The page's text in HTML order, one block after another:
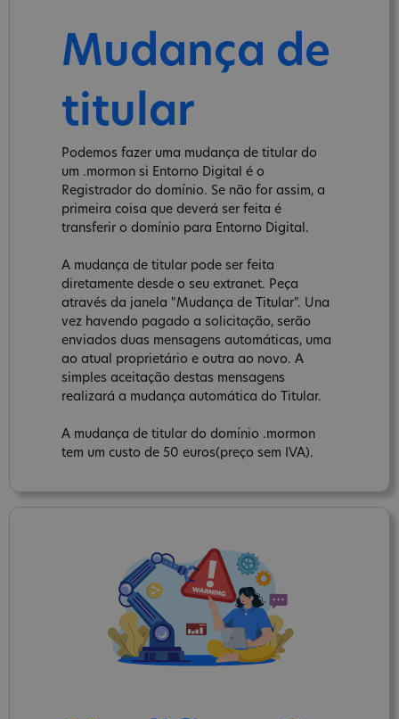
Mudança de
titular
Podemos fazer uma mudança de titular do
um .mormon si Entorno Digital é o
Registrador do domínio. Se não for assim, a
primeira coisa que deverá ser feita é
transferir o domínio para Entorno Digital.
A mudança de titular pode ser feita
diretamente desde o seu extranet. Peça
através da janela "Mudança de Titular". Una
vez havendo pagado a solicitação, serão
enviados duas mensagens automáticas, uma
ao atual proprietário e outra ao novo. A
simples aceitação destas mensagens
realizará a mudança automática do Titular.
A mudança de titular do domínio .mormon
tem um custo de 50 euros(preço sem IVA).